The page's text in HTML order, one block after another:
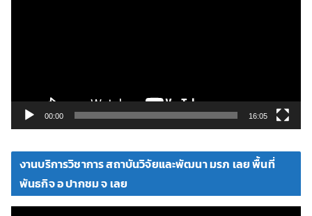
ดี
00:00 16:05
งานบริการวิชาการ สถาบันวิจัยและพัฒนา มรภ เลย พื้นที่
พันธกิจ อ ปากชม จ เลย